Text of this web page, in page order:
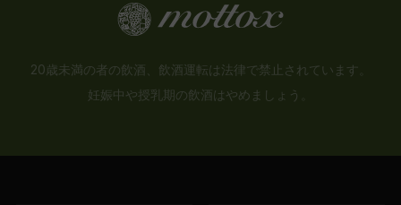
20歳未満の者の飲酒、飲酒運転は法律で禁止されています。
妊娠中や授乳期の飲酒はやめましょう。